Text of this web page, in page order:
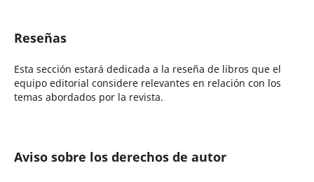
Reseñas
Esta sección estará dedicada a la reseña de libros que el
equipo editorial considere relevantes en relación con los
temas abordados por la revista.
Aviso sobre los derechos de autor